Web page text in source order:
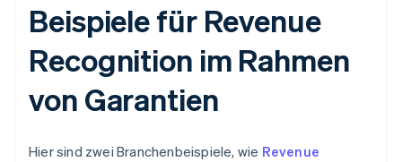
Beispiele für Revenue
Recognition im Rahmen
von Garantien
Hier sind zwei Branchenbeispiele, wie Revenue